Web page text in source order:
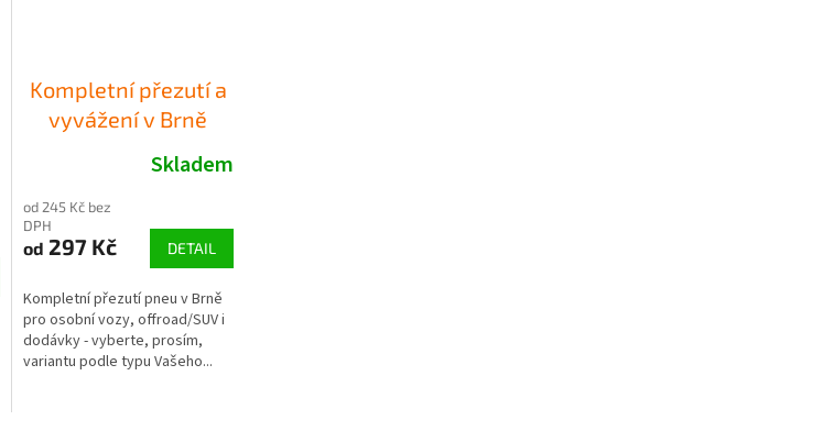
Kompletní přezutí a
vyvážení v Brně
Skladem
od 245 Kč bez
DPH
od 297 Kč DETAIL
Kompletní přezutí pneu v Brně
pro osobní vozy, offroad/SUV i
dodávky - vyberte, prosím,
variantu podle typu Vašeho...